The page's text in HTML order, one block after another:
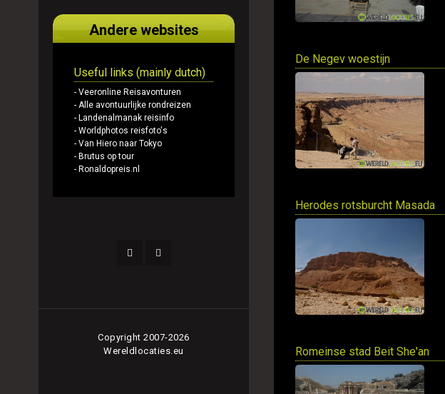
Andere websites
Useful links (mainly dutch)
- Veeronline Reisavonturen
- Alle avontuurlijke rondreizen
- Landenalmanak reisinfo
- Worldphotos reisfoto's
- Van Hiero naar Tokyo
- Brutus op tour
- Ronaldopreis.nl
Copyright 2007-2026
Wereldlocaties.eu
De Negev woestijn
Herodes rotsburcht Masada
Romeinse stad Beit She'an